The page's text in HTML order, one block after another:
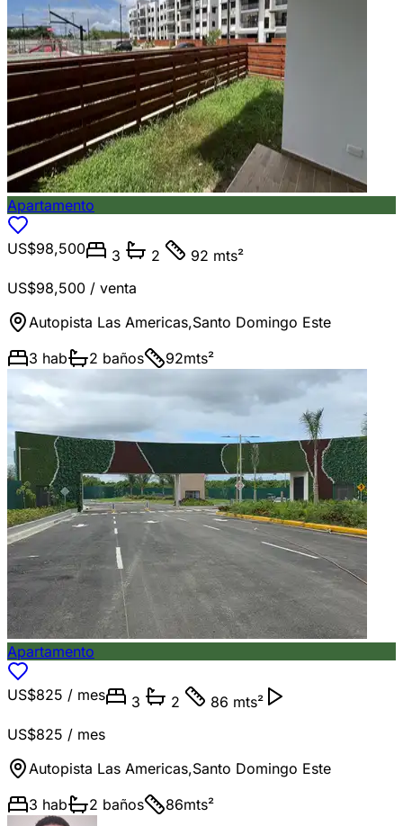
Apartamento
US$98,500 3 2
92 mts²
US$98,500 / venta
Autopista Las Americas,Santo Domingo Este
3 hab 2 baños 92mts²
Apartamento
US$825 / mes 3 2
86 mts²
US$825 / mes
Autopista Las Americas,Santo Domingo Este
3 hab 2 baños 86mts²